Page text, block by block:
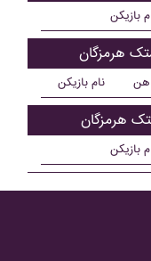
بازیکن
هرمزگان
نام بازیکن
هرمزگان
بازیکن